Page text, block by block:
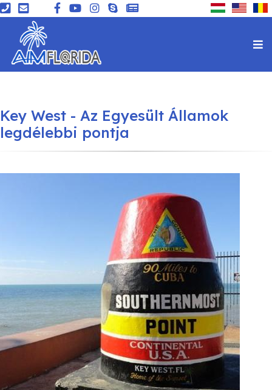
Key West - Az Egyesült Államok
legdélebbi pontja